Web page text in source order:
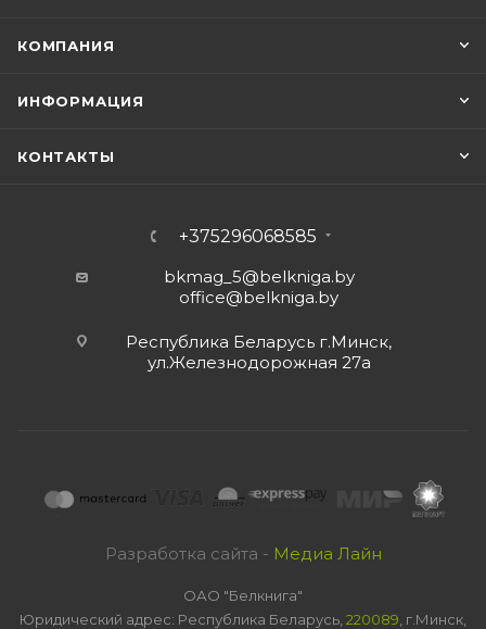
КОМПАНИЯ
ИНФОРМАЦИЯ
КОНТАКТЫ
+375296068585
bkmag_5@belkniga.by
office@belkniga.by
Республика Беларусь г.Минск,
ул.Железнодорожная 27а
Разработка сайта - Медиа Лайн
ОАО "Белкнига"
Юридический адрес: Республика Беларусь, 220089 , г.Минск,